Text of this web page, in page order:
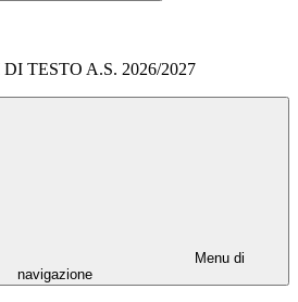
TESTO A.S. 2026/2027
Menu di
navigazione